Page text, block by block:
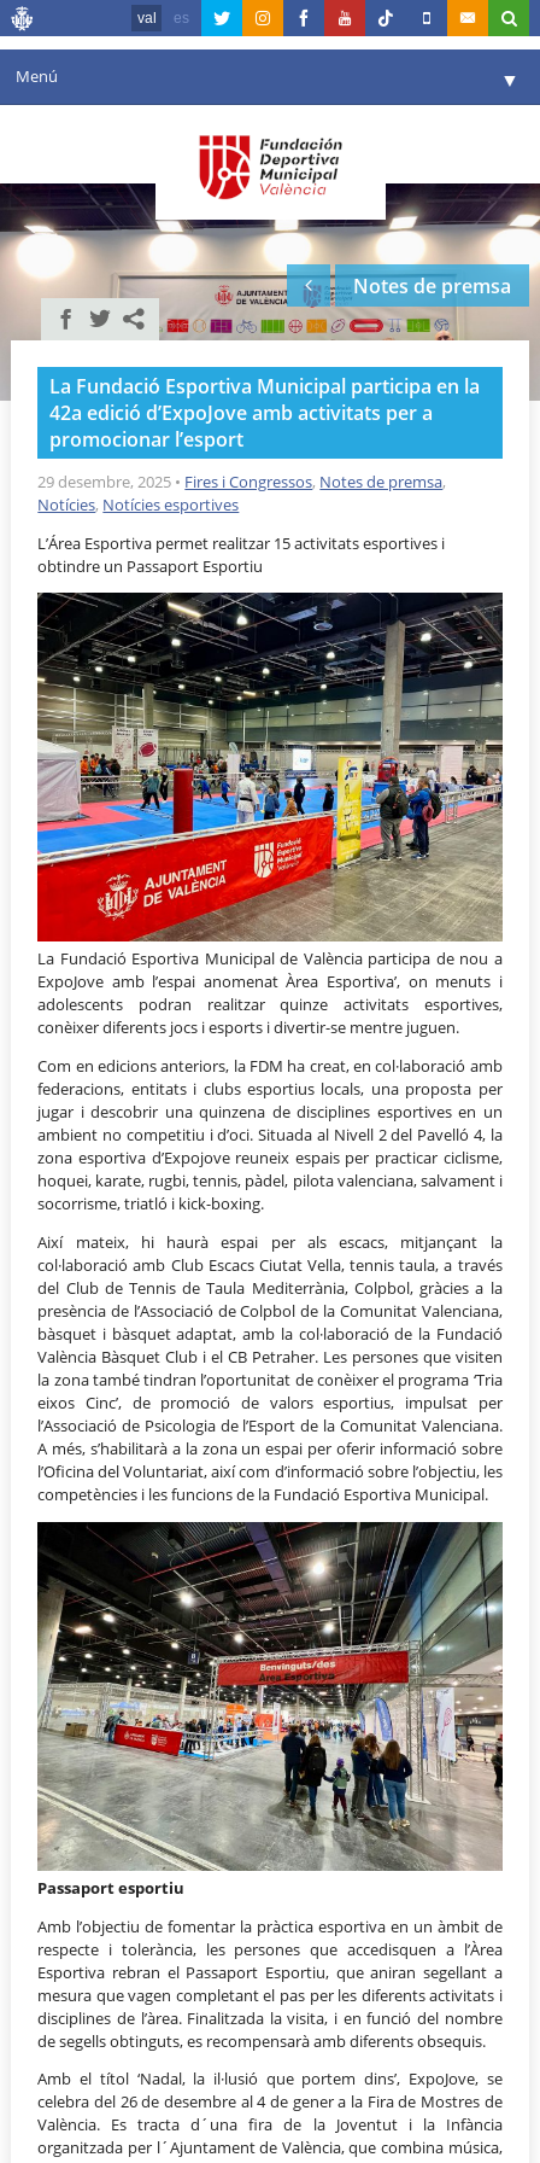
val es
Menú ▼
Agenda
Instal·lacions
▼
València en esport
Portal de Transparència
Reserves
Notes de premsa
La Fundació Esportiva Municipal participa en la
42a edició d’ExpoJove amb activitats per a
promocionar l’esport
29 desembre, 2025 • Fires i Congressos, Notes de premsa,
Notícies, Notícies esportives
L’Área Esportiva permet realitzar 15 activitats esportives i
obtindre un Passaport Esportiu
La Fundació Esportiva Municipal de València participa de nou a
ExpoJove amb l’espai anomenat Àrea Esportiva’, on menuts i
adolescents podran realitzar quinze activitats esportives,
conèixer diferents jocs i esports i divertir-se mentre juguen.
Com en edicions anteriors, la FDM ha creat, en col·laboració amb
federacions, entitats i clubs esportius locals, una proposta per
jugar i descobrir una quinzena de disciplines esportives en un
ambient no competitiu i d’oci. Situada al Nivell 2 del Pavelló 4, la
zona esportiva d’Expojove reuneix espais per practicar ciclisme,
hoquei, karate, rugbi, tennis, pàdel, pilota valenciana, salvament i
socorrisme, triatló i kick-boxing.
Així mateix, hi haurà espai per als escacs, mitjançant la
col·laboració amb Club Escacs Ciutat Vella, tennis taula, a través
del Club de Tennis de Taula Mediterrània, Colpbol, gràcies a la
presència de l’Associació de Colpbol de la Comunitat Valenciana,
bàsquet i bàsquet adaptat, amb la col·laboració de la Fundació
València Bàsquet Club i el CB Petraher. Les persones que visiten
la zona també tindran l’oportunitat de conèixer el programa ‘Tria
eixos Cinc’, de promoció de valors esportius, impulsat per
l’Associació de Psicologia de l’Esport de la Comunitat Valenciana.
A més, s’habilitarà a la zona un espai per oferir informació sobre
l’Oficina del Voluntariat, així com d’informació sobre l’objectiu, les
competències i les funcions de la Fundació Esportiva Municipal.
Passaport esportiu
Amb l’objectiu de fomentar la pràctica esportiva en un àmbit de
respecte i tolerància, les persones que accedisquen a l’Àrea
Esportiva rebran el Passaport Esportiu, que aniran segellant a
mesura que vagen completant el pas per les diferents activitats i
disciplines de l’àrea. Finalitzada la visita, i en funció del nombre
de segells obtinguts, es recompensarà amb diferents obsequis.
Amb el títol ‘Nadal, la il·lusió que portem dins’, ExpoJove, se
celebra del 26 de desembre al 4 de gener a la Fira de Mostres de
València. Es tracta d´una fira de la Joventut i la Infància
organitzada per l´Ajuntament de València, que combina música,